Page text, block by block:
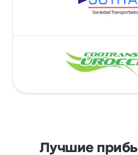
Лучшие